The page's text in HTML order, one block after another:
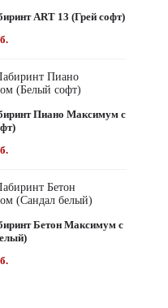
ART 13 (Грей софт)
Пиано Максимум с
Бетон Максимум с